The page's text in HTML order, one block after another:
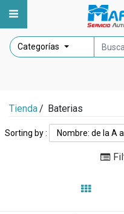
Categorías
Tienda/ Baterias
Sorting by : Nombre: de la A